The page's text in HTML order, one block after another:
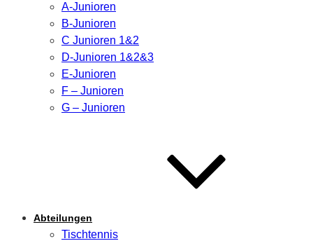
A-Junioren
B-Junioren
C Junioren 1&2
D-Junioren 1&2&3
E-Junioren
F – Junioren
G – Junioren
Abteilungen
Tischtennis